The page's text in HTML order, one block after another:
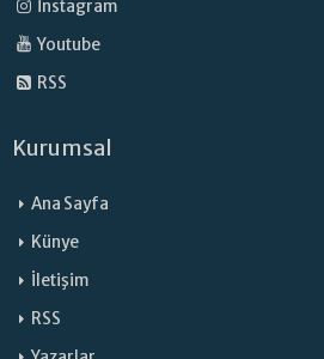
İnstagram
Youtube
RSS
Kurumsal
Ana Sayfa
Künye
İletişim
RSS